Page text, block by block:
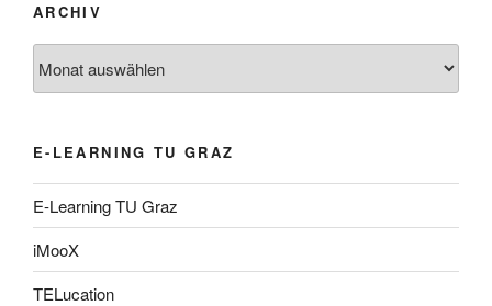
ARCHIV
E-LEARNING TU GRAZ
E-Learning TU Graz
iMooX
TELucation